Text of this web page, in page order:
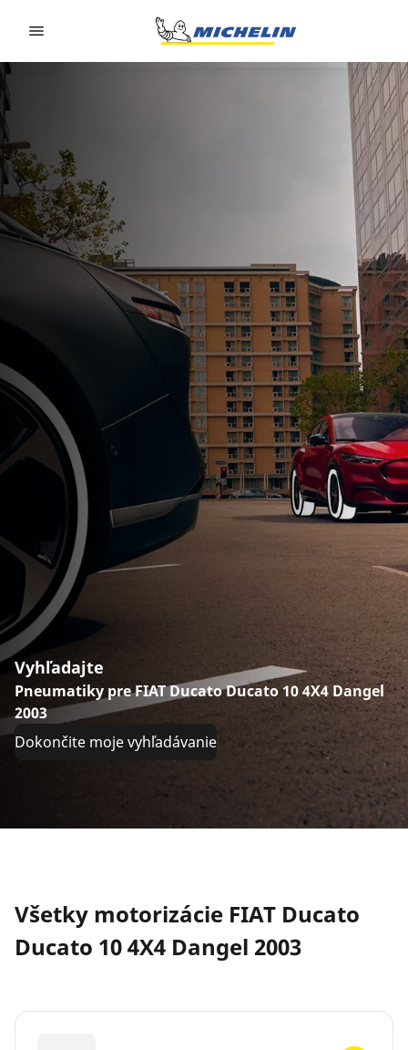
Vyhľadajte
Pneumatiky pre FIAT Ducato Ducato 10 4X4 Dangel
2003
Dokončite moje vyhľadávanie
Všetky motorizácie FIAT Ducato
Ducato 10 4X4 Dangel 2003